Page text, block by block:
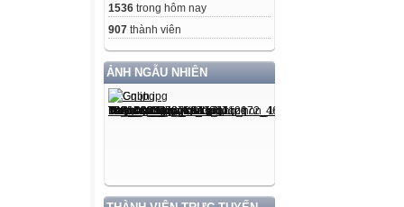
1536 trong hôm nay
907 thành viên
ẢNH NGẪU NHIÊN